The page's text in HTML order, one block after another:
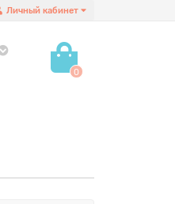
Личный кабинет
0